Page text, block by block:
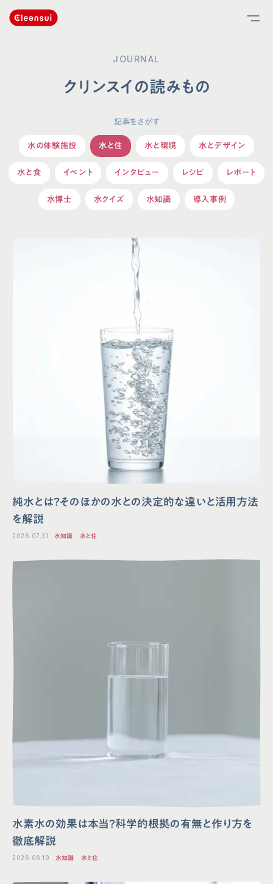
JOURNAL
クリンスイの読みもの
記事をさがす
水の体験施設 水と住 水と環境 水とデザイン
水と食 イベント インタビュー レシピ レポート
水博士 水クイズ 水知識 導入事例
純水とは？そのほかの水との決定的な違いと活用方法
を解説
2026.07.31 水知識 水と住
水素水の効果は本当？科学的根拠の有無と作り方を
徹底解説
2026.06.19 水知識 水と住